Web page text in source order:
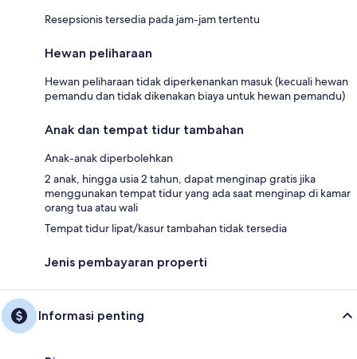
Resepsionis tersedia pada jam-jam tertentu
Hewan peliharaan
Hewan peliharaan tidak diperkenankan masuk (kecuali hewan
pemandu dan tidak dikenakan biaya untuk hewan pemandu)
Anak dan tempat tidur tambahan
Anak-anak diperbolehkan
2 anak, hingga usia 2 tahun, dapat menginap gratis jika
menggunakan tempat tidur yang ada saat menginap di kamar
orang tua atau wali
Tempat tidur lipat/kasur tambahan tidak tersedia
Jenis pembayaran properti
Informasi penting